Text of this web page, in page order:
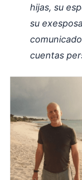
hijas, su
su
cuentas